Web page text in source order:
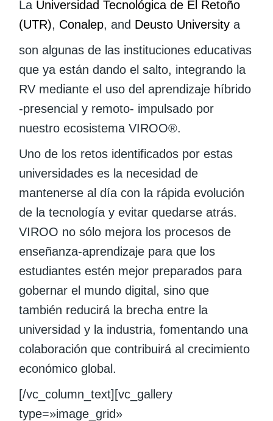
La Universidad Tecnológica de El Retoño
(UTR), Conalep, and Deusto University a
son algunas de las instituciones educativas
que ya están dando el salto, integrando la
RV mediante el uso del aprendizaje híbrido
-presencial y remoto- impulsado por
nuestro ecosistema VIROO®.
Uno de los retos identificados por estas
universidades es la necesidad de
mantenerse al día con la rápida evolución
de la tecnología y evitar quedarse atrás.
VIROO no sólo mejora los procesos de
enseñanza-aprendizaje para que los
estudiantes estén mejor preparados para
gobernar el mundo digital, sino que
también reducirá la brecha entre la
universidad y la industria, fomentando una
colaboración que contribuirá al crecimiento
económico global.
[/vc_column_text][vc_gallery
type=»image_grid»